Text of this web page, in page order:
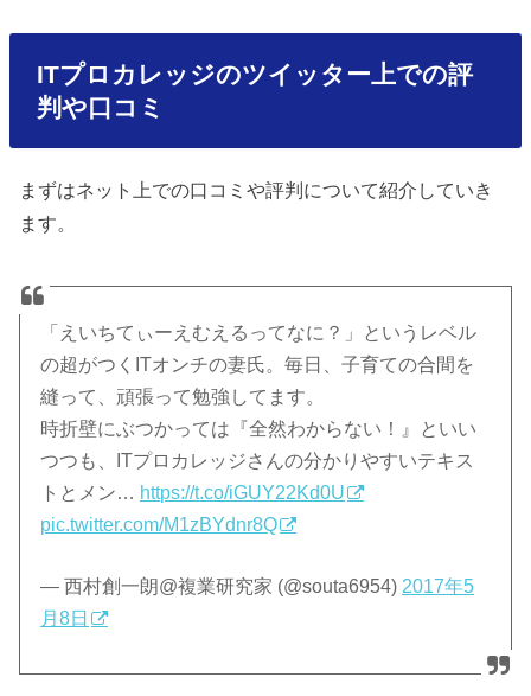
ITプロカレッジのツイッター上での評
判や口コミ
まずはネット上での口コミや評判について紹介していき
ます。
「えいちてぃーえむえるってなに？」というレベル
の超がつくITオンチの妻氏。毎日、子育ての合間を
縫って、頑張って勉強してます。
時折壁にぶつかっては『全然わからない！』といい
つつも、ITプロカレッジさんの分かりやすいテキス
トとメン… https://t.co/iGUY22Kd0U
pic.twitter.com/M1zBYdnr8Q
— 西村創一朗@複業研究家 (@souta6954) 2017年5
月8日